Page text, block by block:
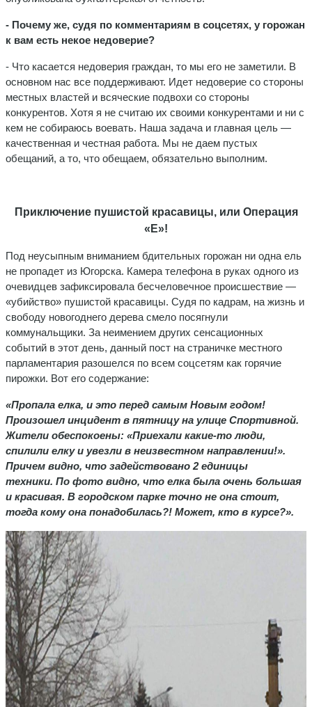
- Почему же, судя по комментариям в соцсетях, у горожан
к вам есть некое недоверие?
- Что касается недоверия граждан, то мы его не заметили. В
основном нас все поддерживают. Идет недоверие со стороны
местных властей и всяческие подвохи со стороны
конкурентов. Хотя я не считаю их своими конкурентами и ни с
кем не собираюсь воевать. Наша задача и главная цель —
качественная и честная работа. Мы не даем пустых
обещаний, а то, что обещаем, обязательно выполним.
Приключение пушистой красавицы, или Операция
«Е»!
Под неусыпным вниманием бдительных горожан ни одна ель
не пропадет из Югорска. Камера телефона в руках одного из
очевидцев зафиксировала бесчеловечное происшествие —
«убийство» пушистой красавицы. Судя по кадрам, на жизнь и
свободу новогоднего дерева смело посягнули
коммунальщики. За неимением других сенсационных
событий в этот день, данный пост на страничке местного
парламентария разошелся по всем соцсетям как горячие
пирожки. Вот его содержание:
«Пропала елка, и это перед самым Новым годом!
Произошел инцидент в пятницу на улице Спортивной.
Жители обеспокоены: «Приехали какие-то люди,
спилили елку и увезли в неизвестном направлении!».
Причем видно, что задействовано 2 единицы
техники. По фото видно, что елка была очень большая
и красивая. В городском парке точно не она стоит,
тогда кому она понадобилась?! Может, кто в курсе?».